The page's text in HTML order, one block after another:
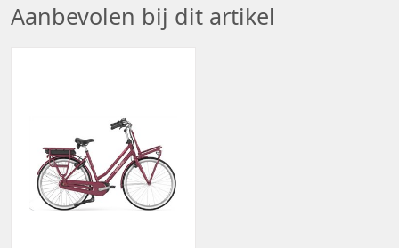
Aanbevolen bij dit artikel